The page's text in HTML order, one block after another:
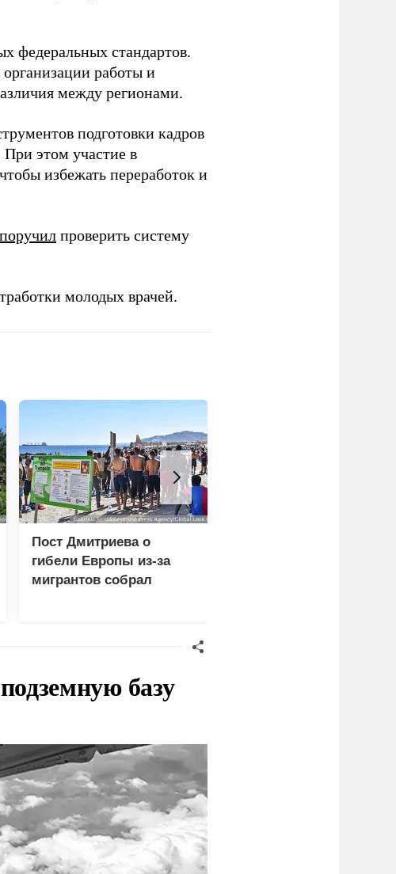
федеральных стандартов.
работы и
между регионами.
подготовки кадров
При этом участие в
избежать переработок и
поручил проверить систему
молодых врачей.
Пост Дмитриева о
гибели Европы из-за
мигрантов собрал
базу